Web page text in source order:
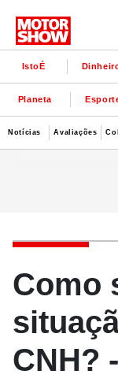
IstoÉ
Planeta
Notícias Avaliações
Como
CNH?